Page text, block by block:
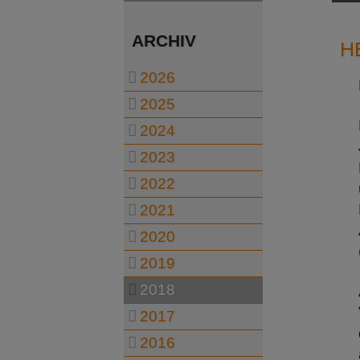
ARCHIV
2026
2025
2024
2023
2022
2021
2020
2019
2018
2017
2016